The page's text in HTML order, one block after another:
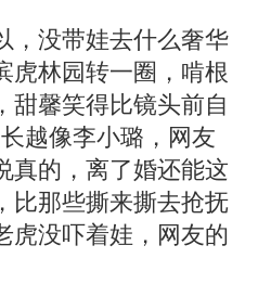
，没带娃去什么奢华
虎林园转一圈，啃根
甜馨笑得比镜头前自
越像李小璐，网友
真的，离了婚还能这
比那些撕来撕去抢抚
虎没吓着娃，网友的